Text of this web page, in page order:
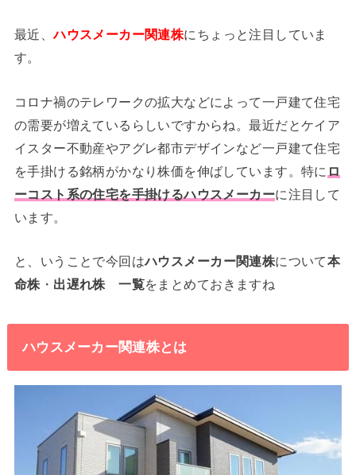
最近、ハウスメーカー関連株にちょっと注目していま
す。
コロナ禍のテレワークの拡大などによって一戸建て住宅
の需要が増えているらしいですからね。最近だとケイア
イスター不動産やアグレ都市デザインなど一戸建て住宅
を手掛ける銘柄がかなり株価を伸ばしています。特に ロ
ーコスト系の住宅を手掛けるハウスメーカーに注目して
います。
と、いうことで今回はハウスメーカー関連株について本
命株 ・ 出遅れ株 一覧をまとめておきますね
ハウスメーカー関連株とは